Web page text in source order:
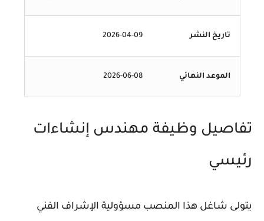
تاريخ النشر 2026-04-09
الموعد النهائي 2026-06-08
تفاصيل وظيفة مهندس إنشاءات
رئيسي
يتولى شاغل هذا المنصب مسؤولية الإشراف الفني